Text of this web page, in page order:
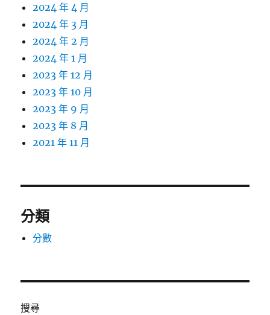
2024 年 4 月
2024 年 3 月
2024 年 2 月
2024 年 1 月
2023 年 12 月
2023 年 10 月
2023 年 9 月
2023 年 8 月
2021 年 11 月
分類
分數
搜尋